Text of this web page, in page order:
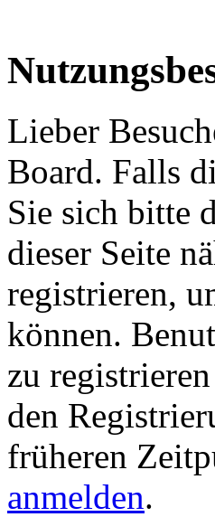
Lieber
Board. Falls
Sie sich bitte
dieser Seite
registrieren,
können.
zu
den
früheren
anmelden.